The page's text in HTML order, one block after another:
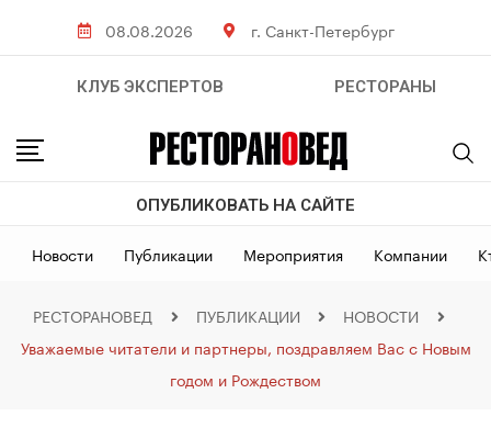
08.08.2026 г. Санкт-Петербург
КЛУБ ЭКСПЕРТОВ РЕСТОРАНЫ
ОПУБЛИКОВАТЬ НА САЙТЕ
Новости Публикации Мероприятия Компании
РЕСТОРАНОВЕД ПУБЛИКАЦИИ
НОВОСТИ
Уважаемые читатели и партнеры, поздравляем Вас с Новым
годом и Рождеством